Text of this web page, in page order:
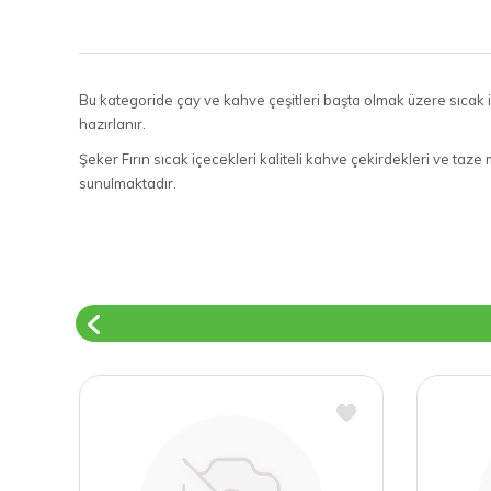
Bu kategoride çay ve kahve çeşitleri başta olmak üzere
hazırlanır.
Şeker Fırın sıcak içecekleri kaliteli kahve çekirdekleri ve
sunulmaktadır.